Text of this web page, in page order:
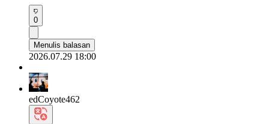
0
Menulis balasan
2026.07.29 18:00
edCoyote462